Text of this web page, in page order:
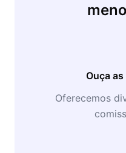
Ouça
Oferecemos